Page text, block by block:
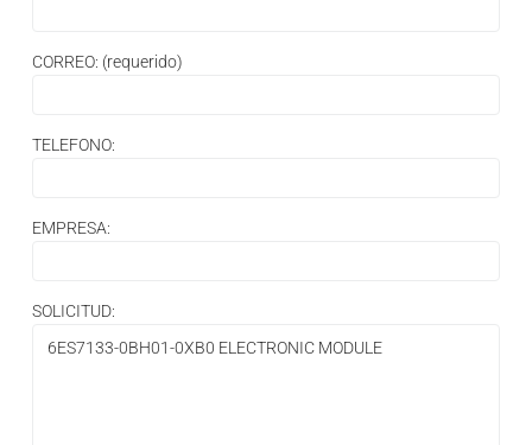
CORREO: (requerido)
TELEFONO:
EMPRESA:
SOLICITUD: